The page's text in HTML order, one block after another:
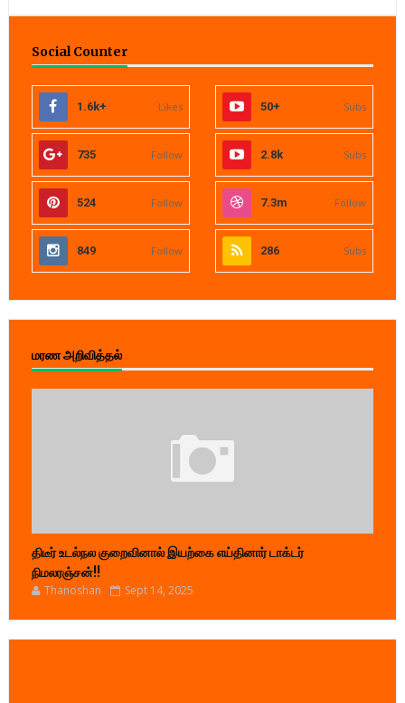
Social Counter
1.6k+ Likes 50+ Subs
735 Follow 2.8k Subs
524 Follow 7.3m Follow
849 Follow 286 Subs
மரண அறிவித்தல்
திடீர் உடல்நல குறைவினால் இயற்கை எய்தினார் டாக்டர்
நிமலரஞ்சன்!!
Thanoshan Sept 14, 2025